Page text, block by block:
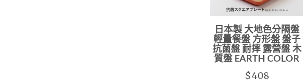
日本製 大地色分隔盤
輕量餐盤 方形盤 盤子
抗菌盤 耐摔 露營盤 木
質盤 EARTH COLOR
$408